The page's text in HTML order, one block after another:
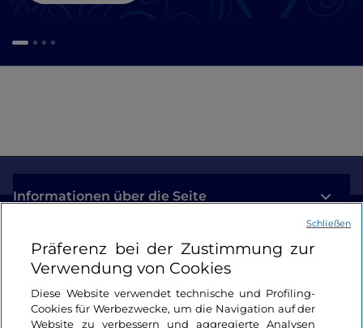
Informationen über die Seite
Nützliche Links
Login
Bleiben wir in Kontakt
Präferenz bei der Zustimmung zur
Verwendung von Cookies
Diese Website verwendet technische und Profiling-
Cookies für Werbezwecke, um die Navigation auf der
Website zu verbessern und aggregierte Analysen
Schließen